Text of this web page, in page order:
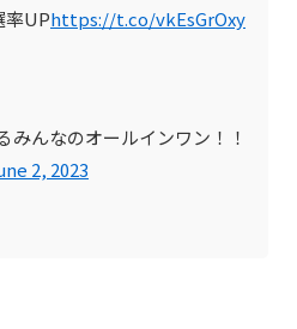
率UPhttps://t.co/vkEsGrOxy
んなのオールインワン！！
2, 2023